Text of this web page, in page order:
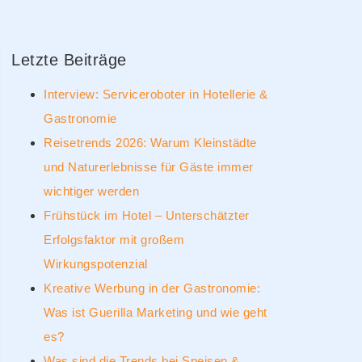
Letzte Beiträge
Interview: Serviceroboter in Hotellerie &
Gastronomie
Reisetrends 2026: Warum Kleinstädte
und Naturerlebnisse für Gäste immer
wichtiger werden
Frühstück im Hotel – Unterschätzter
Erfolgsfaktor mit großem
Wirkungspotenzial
Kreative Werbung in der Gastronomie:
Was ist Guerilla Marketing und wie geht
es?